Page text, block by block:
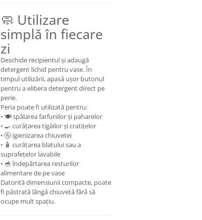
🧼 Utilizare
simplă în fiecare
zi
Deschide recipientul și adaugă
detergent lichid pentru vase. În
timpul utilizării, apasă ușor butonul
pentru a elibera detergent direct pe
perie.
Peria poate fi utilizată pentru:
• 🍽️ spălarea farfuriilor și paharelor
• 🍳 curățarea tigăilor și cratițelor
• 🚰 igienizarea chiuvetei
• 🧴 curățarea blatului sau a
suprafețelor lavabile
• 🥣 îndepărtarea resturilor
alimentare de pe vase
Datorită dimensiunii compacte, poate
fi păstrată lângă chiuvetă fără să
ocupe mult spațiu.